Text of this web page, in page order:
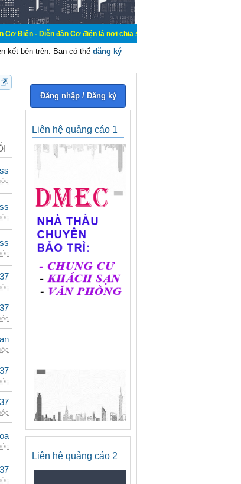
- Diễn đàn Cơ điện là nơi chia sẽ kiến thức kinh nghiệm trong lãnh
kết bên trên. Bạn có thể đăng ký
Đăng nhập / Đăng ký
Liên hệ quảng cáo 1
Liên hệ quảng cáo 2